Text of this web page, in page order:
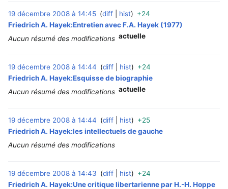
19 décembre 2008 à 14:45 diff hist +24
Friedrich A. Hayek:Entretien avec F.A. Hayek (1977)
Aucun résumé des modifications actuelle
19 décembre 2008 à 14:44 diff hist +24
Friedrich A. Hayek:Esquisse de biographie
Aucun résumé des modifications actuelle
19 décembre 2008 à 14:44 diff hist +25
Friedrich A. Hayek:les intellectuels de gauche
Aucun résumé des modifications
19 décembre 2008 à 14:43 diff hist +24
Friedrich A. Hayek:Une critique libertarienne par H.-H. Hoppe